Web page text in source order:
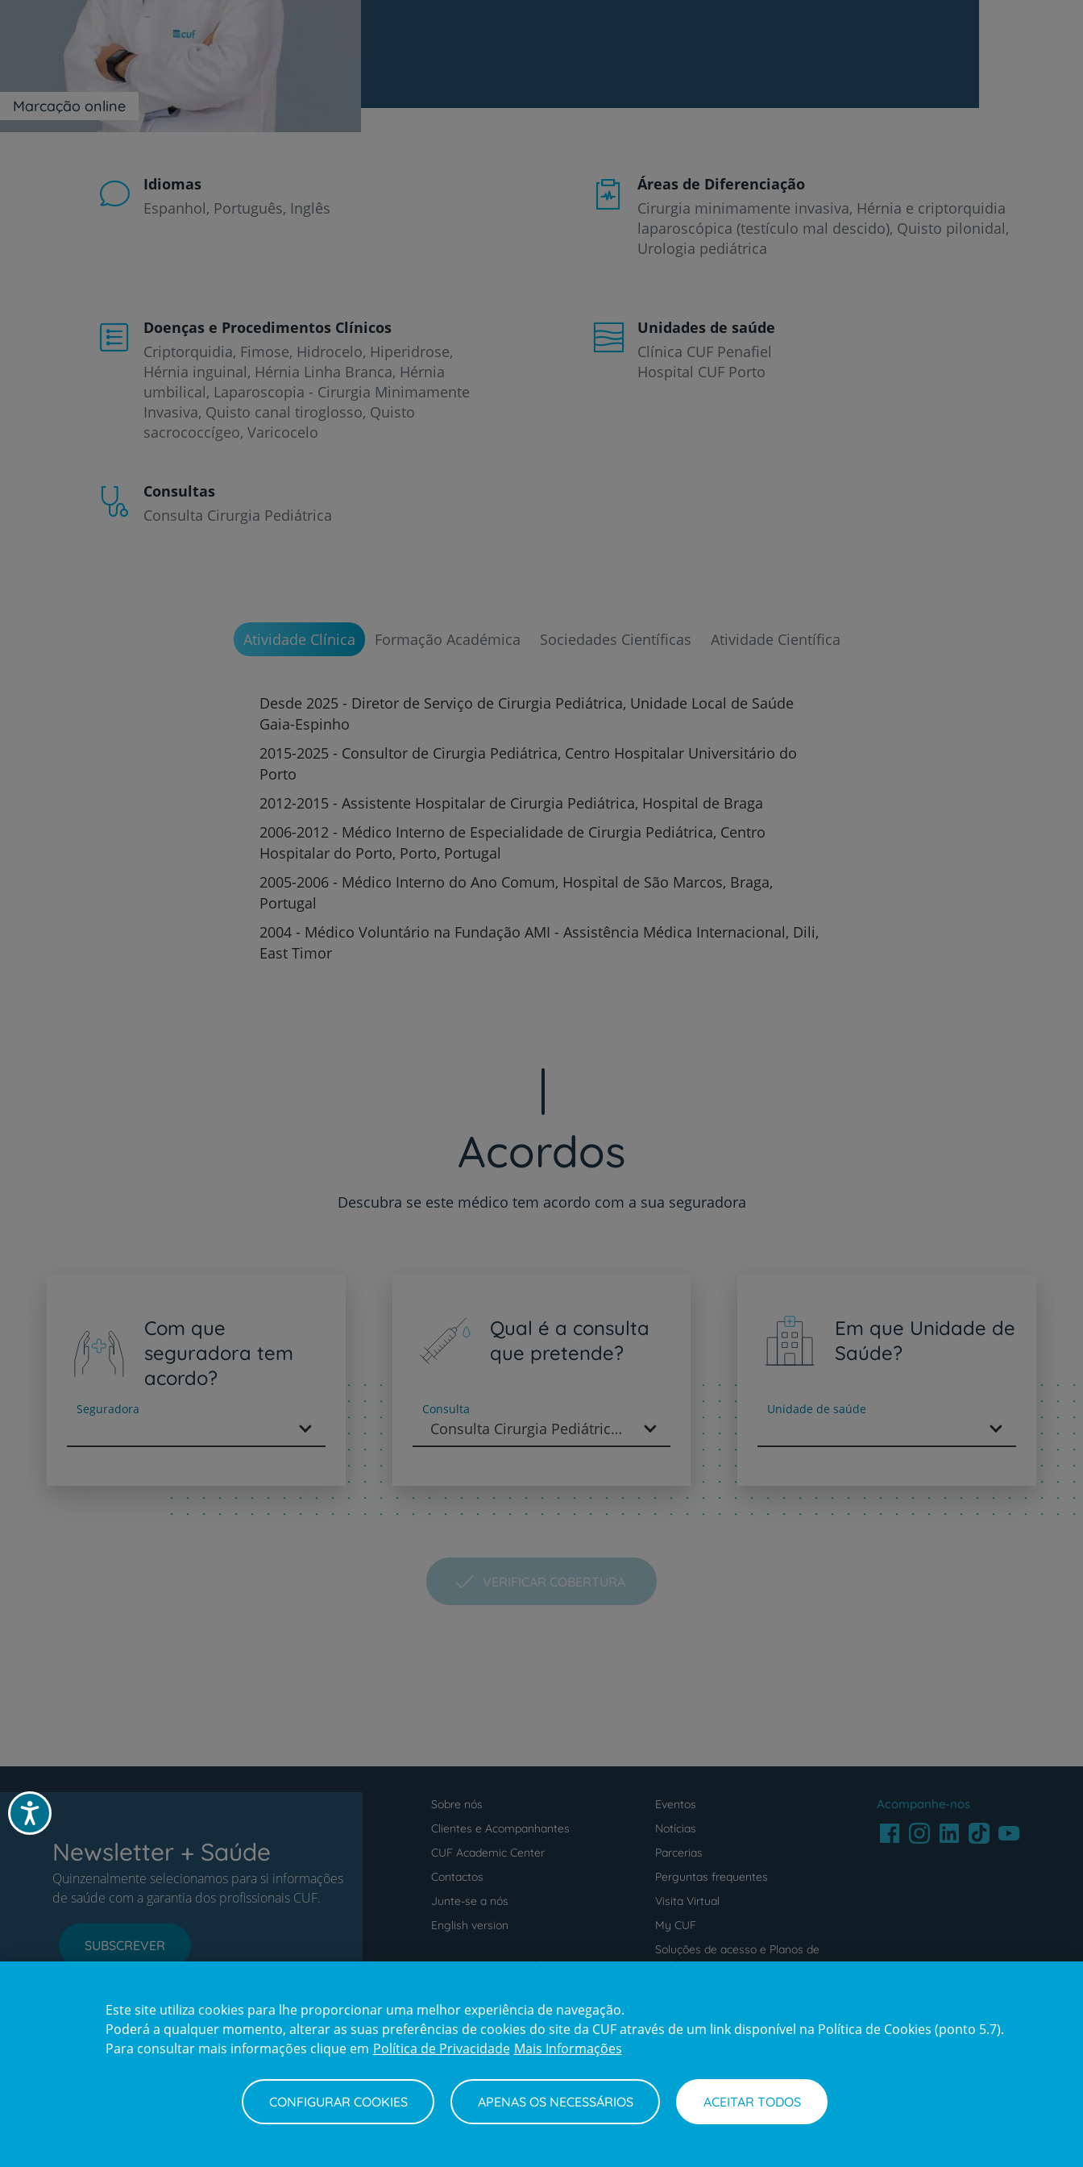
F10
para
abrir
Acessibilidade
Prevenção e bem-estar
Grandes Áreas da Saúde
Plano +CUF
My CUF
Contacte-nos
PT EN
Marcação online
Idiomas
Espanhol Português Inglês
Áreas de Diferenciação
Cirurgia minimamente invasiva, Hérnia e criptorquidia
laparoscópica (testículo mal descido), Quisto pilonidal,
Urologia pediátrica
Doenças e Procedimentos Clínicos
Criptorquidia Fimose Hidrocelo Hiperidrose
Hérnia inguinal Hérnia Linha Branca Hérnia
umbilical Laparoscopia - Cirurgia Minimamente
Invasiva Quisto canal tiroglosso Quisto
sacrococcígeo Varicocelo
Unidades de saúde
Clínica CUF Penafiel
Hospital CUF Porto
Consultas
Consulta Cirurgia Pediátrica
Atividade Clínica Formação Académica Sociedades Científicas Atividade Científica
Desde 2025 - Diretor de Serviço de Cirurgia Pediátrica, Unidade Local de Saúde
Gaia-Espinho
2015-2025 - Consultor de Cirurgia Pediátrica, Centro Hospitalar Universitário do
Porto
2012-2015 - Assistente Hospitalar de Cirurgia Pediátrica, Hospital de Braga
2006-2012 - Médico Interno de Especialidade de Cirurgia Pediátrica, Centro
Hospitalar do Porto, Porto, Portugal
2005-2006 - Médico Interno do Ano Comum, Hospital de São Marcos, Braga,
Portugal
2004 - Médico Voluntário na Fundação AMI - Assistência Médica Internacional, Dili,
East Timor
Acordos
Descubra se este médico tem acordo com a sua seguradora
Com que
seguradora tem
acordo?
Seguradora
Qual é a consulta
que pretende?
Consulta
Consulta Cirurgia Pediátrica - Cirurgia Pediátrica
Em que Unidade de
Saúde?
Unidade de saúde
VERIFICAR COBERTURA
Newsletter + Saúde
Quinzenalmente selecionamos para si informações
de saúde com a garantia dos profissionais CUF.
SUBSCREVER
footer
Sobre nós
Eventos
Clientes e Acompanhantes
Notícias
CUF Academic Center
Parcerias
Contactos
Perguntas frequentes
Junte-se a nós
Visita Virtual
English version
My CUF
Intermediação de Crédito
Soluções de acesso e Planos de
saúde
Acompanhe-nos
FacebookInstagramLinkedInTikTokYoutube
Prémios
award4
Certificações
Reclamações e Elogios
Configurar Cookies Termos e Condições Declaração de Acessibilidade Canal de Denúncias
Este site utiliza cookies para lhe proporcionar uma melhor experiência de navegação.
Poderá a qualquer momento, alterar as suas preferências de cookies do site da CUF através de um link disponível na Política de Cookies (ponto 5.7).
Para consultar mais informações clique em Política de Privacidade Mais Informações
CONFIGURAR COOKIES APENAS OS NECESSÁRIOS ACEITAR TODOS